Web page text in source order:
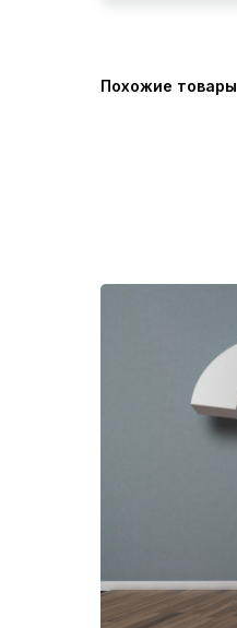
Похожие товары